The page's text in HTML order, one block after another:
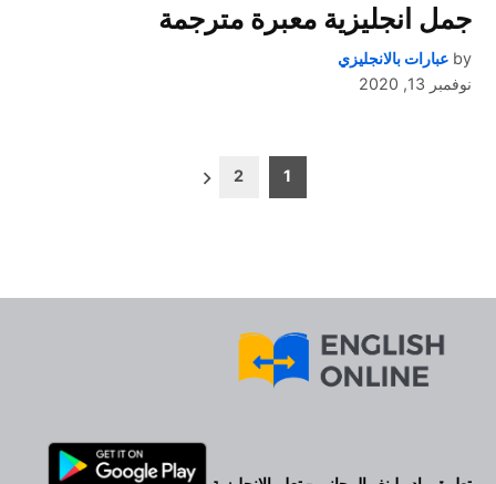
جمل انجليزية معبرة مترجمة
by عبارات بالانجليزي
نوفمبر 13, 2020
1
2